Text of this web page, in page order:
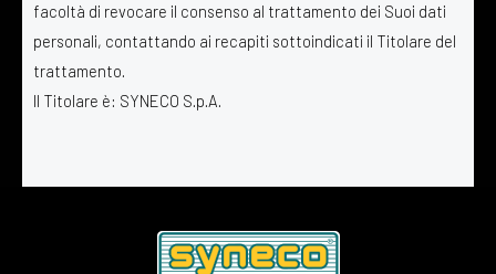
facoltà di revocare il consenso al trattamento dei Suoi dati
personali, contattando ai recapiti sottoindicati il Titolare del
trattamento.
Il Titolare è: SYNECO S.p.A.